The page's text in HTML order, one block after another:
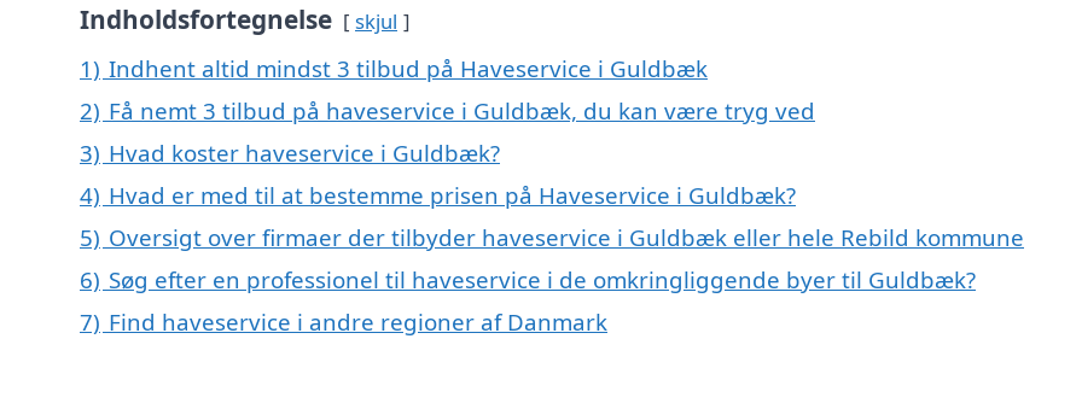
Indholdsfortegnelse skjul
1) Indhent altid mindst 3 tilbud på Haveservice i Guldbæk
2) Få nemt 3 tilbud på haveservice i Guldbæk, du kan være tryg ved
3) Hvad koster haveservice i Guldbæk?
4) Hvad er med til at bestemme prisen på Haveservice i Guldbæk?
5) Oversigt over firmaer der tilbyder haveservice i Guldbæk eller hele Rebild kommune
6) Søg efter en professionel til haveservice i de omkringliggende byer til Guldbæk?
7) Find haveservice i andre regioner af Danmark